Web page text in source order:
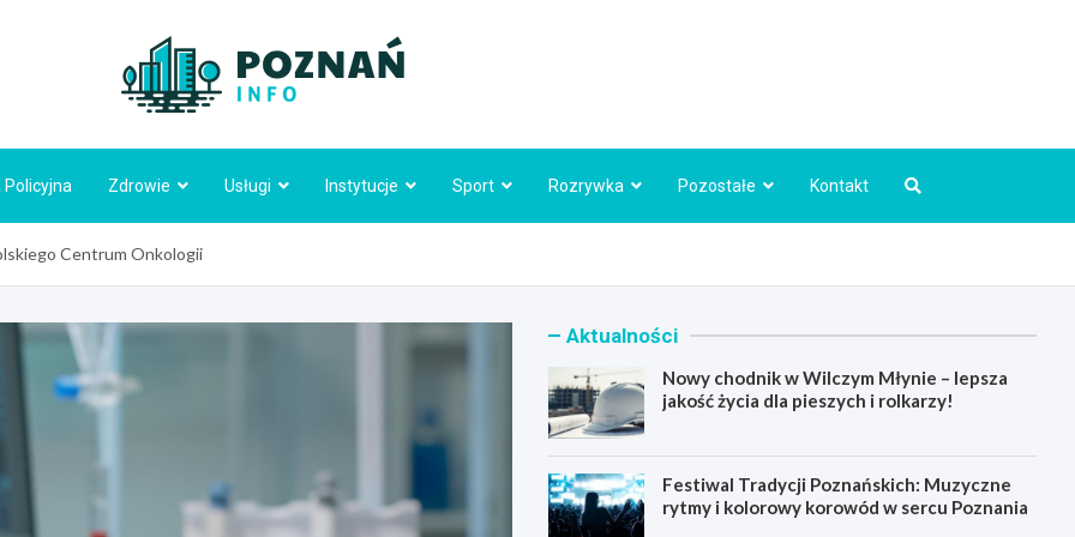
Policyjna Zdrowie Usługi Instytucje Sport Rozrywka Pozostałe Kontakt
Centrum Onkologii
Aktualności
Nowy chodnik w Wilczym Młynie – lepsza
jakość życia dla pieszych i rolkarzy!
Festiwal Tradycji Poznańskich: Muzyczne
rytmy i kolorowy korowód w sercu Poznania